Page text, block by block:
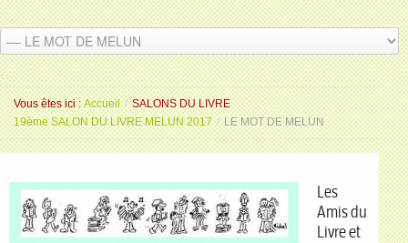
.
.
Vous êtes ici : Accueil / SALONS DU LIVRE
19ème SALON DU LIVRE MELUN 2017 / LE MOT DE MELUN
Les
Amis du
Livre et